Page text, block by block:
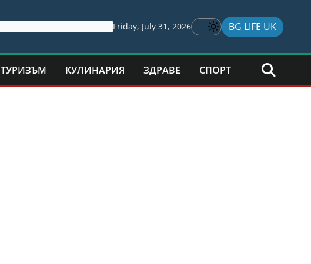
Friday, July 31, 2026 BG LIFE UK
ТУРИЗЪМ КУЛИНАРИЯ ЗДРАВЕ СПОРТ